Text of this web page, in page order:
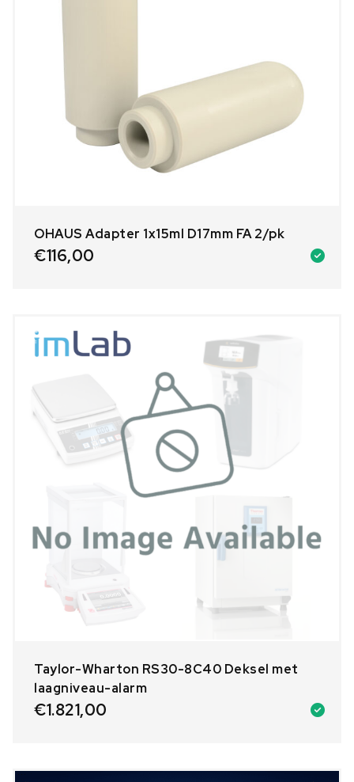
OHAUS Adapter 1x15ml D17mm FA 2/pk
€116,00
Taylor-Wharton RS30-8C40 Deksel met
laagniveau-alarm
€1.821,00